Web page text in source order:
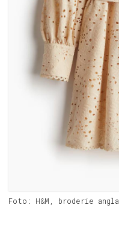
Foto: H&M, broderie